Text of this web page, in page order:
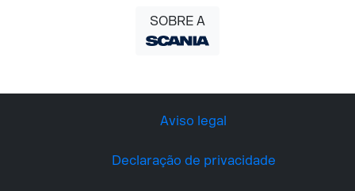
SOBRE A
Aviso legal
Declaração de privacidade